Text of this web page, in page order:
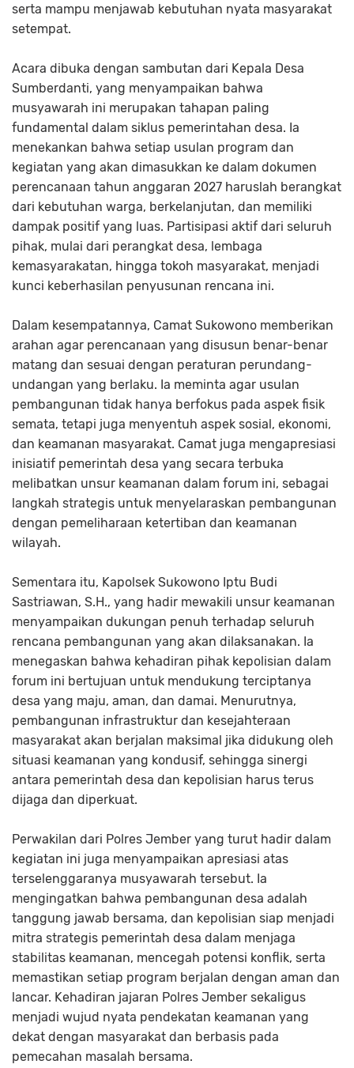
serta mampu menjawab kebutuhan nyata masyarakat
setempat.
Acara dibuka dengan sambutan dari Kepala Desa
Sumberdanti, yang menyampaikan bahwa
musyawarah ini merupakan tahapan paling
fundamental dalam siklus pemerintahan desa. Ia
menekankan bahwa setiap usulan program dan
kegiatan yang akan dimasukkan ke dalam dokumen
perencanaan tahun anggaran 2027 haruslah berangkat
dari kebutuhan warga, berkelanjutan, dan memiliki
dampak positif yang luas. Partisipasi aktif dari seluruh
pihak, mulai dari perangkat desa, lembaga
kemasyarakatan, hingga tokoh masyarakat, menjadi
kunci keberhasilan penyusunan rencana ini.
Dalam kesempatannya, Camat Sukowono memberikan
arahan agar perencanaan yang disusun benar-benar
matang dan sesuai dengan peraturan perundang-
undangan yang berlaku. Ia meminta agar usulan
pembangunan tidak hanya berfokus pada aspek fisik
semata, tetapi juga menyentuh aspek sosial, ekonomi,
dan keamanan masyarakat. Camat juga mengapresiasi
inisiatif pemerintah desa yang secara terbuka
melibatkan unsur keamanan dalam forum ini, sebagai
langkah strategis untuk menyelaraskan pembangunan
dengan pemeliharaan ketertiban dan keamanan
wilayah.
Sementara itu, Kapolsek Sukowono Iptu Budi
Sastriawan, S.H., yang hadir mewakili unsur keamanan
menyampaikan dukungan penuh terhadap seluruh
rencana pembangunan yang akan dilaksanakan. Ia
menegaskan bahwa kehadiran pihak kepolisian dalam
forum ini bertujuan untuk mendukung terciptanya
desa yang maju, aman, dan damai. Menurutnya,
pembangunan infrastruktur dan kesejahteraan
masyarakat akan berjalan maksimal jika didukung oleh
situasi keamanan yang kondusif, sehingga sinergi
antara pemerintah desa dan kepolisian harus terus
dijaga dan diperkuat.
Perwakilan dari Polres Jember yang turut hadir dalam
kegiatan ini juga menyampaikan apresiasi atas
terselenggaranya musyawarah tersebut. Ia
mengingatkan bahwa pembangunan desa adalah
tanggung jawab bersama, dan kepolisian siap menjadi
mitra strategis pemerintah desa dalam menjaga
stabilitas keamanan, mencegah potensi konflik, serta
memastikan setiap program berjalan dengan aman dan
lancar. Kehadiran jajaran Polres Jember sekaligus
menjadi wujud nyata pendekatan keamanan yang
dekat dengan masyarakat dan berbasis pada
pemecahan masalah bersama.